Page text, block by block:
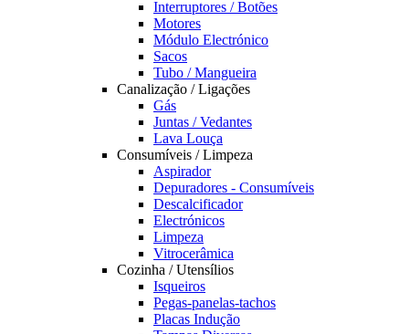
Interruptores / Botões
Motores
Módulo Electrónico
Sacos
Tubo / Mangueira
Canalização / Ligações
Gás
Juntas / Vedantes
Lava Louça
Consumíveis / Limpeza
Aspirador
Depuradores - Consumíveis
Descalcificador
Electrónicos
Limpeza
Vitrocerâmica
Cozinha / Utensílios
Isqueiros
Pegas-panelas-tachos
Placas Indução